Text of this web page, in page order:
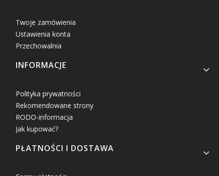
Twoje zamówienia
Ustawienia konta
Przechowalnia
INFORMACJE
Polityka prywatności
Rekomendowane strony
RODO-informacja
Jak kupować?
PŁATNOŚCI I DOSTAWA